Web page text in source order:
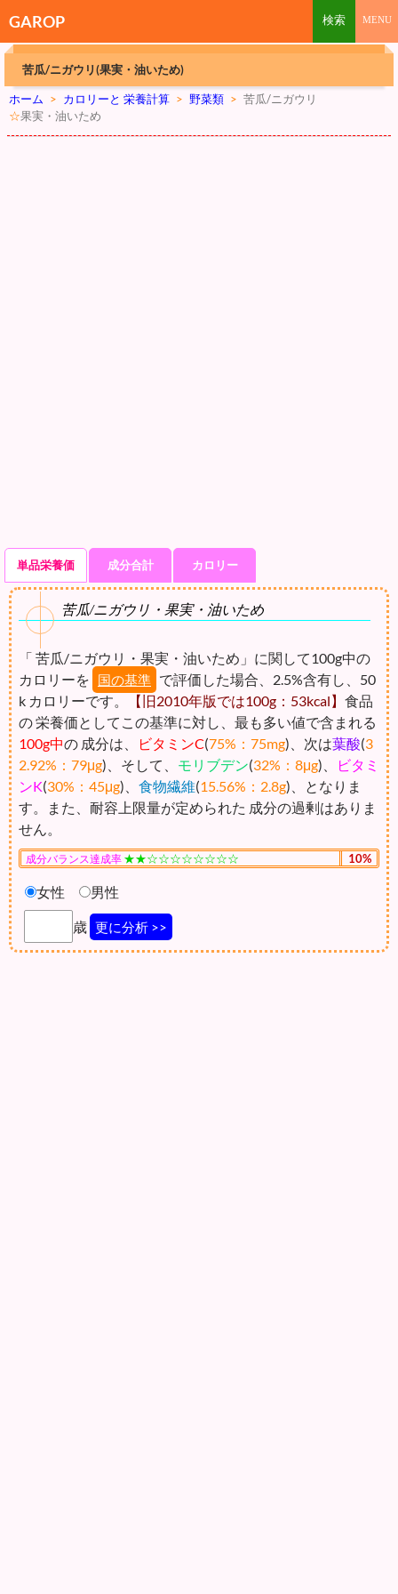
GAROP
苦瓜/ニガウリ(果実・油いため)
ホーム > カロリーと 栄養計算 > 野菜類 > 苦瓜/ニガウリ
☆果実・油いため
単品栄養価 成分合計 カロリー
苦瓜/ニガウリ・果実・油いため
「 苦瓜/ニガウリ・果実・油いため」に関して100g中の
カロリーを
国の基準 で評価した場合、2.5%含有し、50
k カロリーです。
【旧2010年版では100g：53kcal】 食品
の 栄養価としてこの基準に対し、最も多い値で含まれる
100g中の 成分は、 ビタミンC(75%：75mg)、次は葉酸(3
2.92%：79μg)、そして、 モリブデン(32%：8μg)、
ビタミ
ンK(30%：45μg)、 食物繊維(15.56%：2.8g)、となりま
す。また、耐容上限量が定められた 成分の過剰はありま
せん。
成分バランス達成率 ★★☆☆☆☆☆☆☆☆ 10%
女性 男性
歳 更に分析 >>